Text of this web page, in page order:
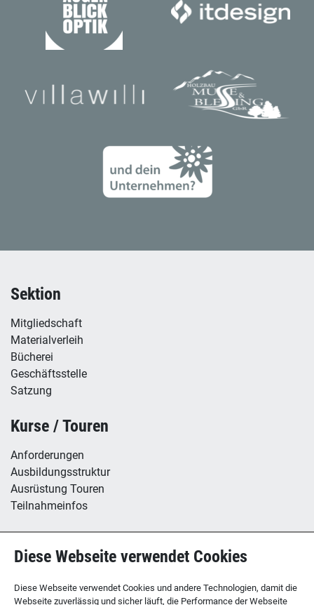
Sektion
Mitgliedschaft
Materialverleih
Bücherei
Geschäftsstelle
Satzung
Kurse / Touren
Anforderungen
Ausbildungsstruktur
Ausrüstung Touren
Teilnahmeinfos
B12 - Boulderzentrum
Diese Webseite verwendet Cookies
Diese Webseite verwendet Cookies und andere Technologien, damit die
Webseite zuverlässig und sicher läuft, die Performance der Webseite